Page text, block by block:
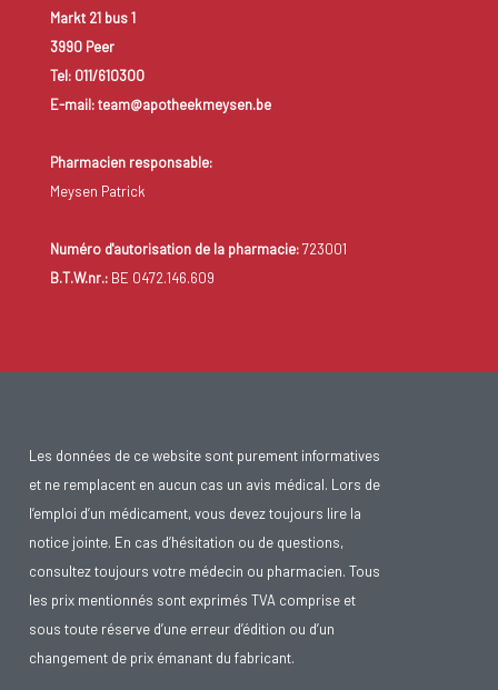
Markt 21 bus 1
3990 Peer
Tel: 011/610300
E-mail: team@apotheekmeysen.be
Pharmacien responsable:
Meysen Patrick
Numéro d'autorisation de la pharmacie:723001
B.T.W.nr.:BE 0472.146.609
Les données de ce website sont purement informatives
et ne remplacent en aucun cas un avis médical. Lors de
l’emploi d’un médicament, vous devez toujours lire la
notice jointe. En cas d’hésitation ou de questions,
consultez toujours votre médecin ou pharmacien. Tous
les prix mentionnés sont exprimés TVA comprise et
sous toute réserve d’une erreur d’édition ou d’un
changement de prix émanant du fabricant.